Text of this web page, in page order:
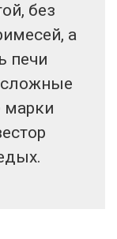
без
а
печи
сложные
марки